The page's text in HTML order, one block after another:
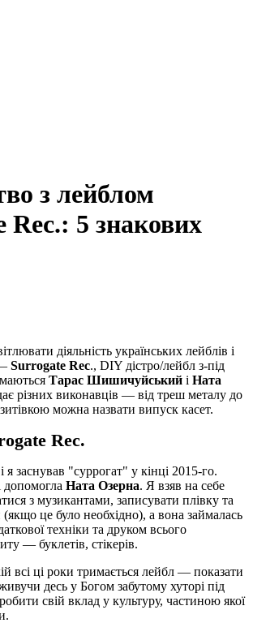
з лейблом
Rec.: 5 знакових
діяльність українських лейблів і
Surrogate Rec., DIY дістро/лейбл з-під
Тарас Шишичуйський і Ната
різних виконавців — від треш металу до
можна назвати випуск касет.
Rec.
і я заснував "суррогат" у кінці 2015-го.
допомогла Ната Озерна. Я взяв на себе
з музикантами, записувати плівку та
це було необхідно), а вона займалась
техніки та друком всього
— буклетів, стікерів.
всі ці роки тримається лейбл — показати
десь у Богом забутому хуторі під
свій вклад у культуру, частиною якої